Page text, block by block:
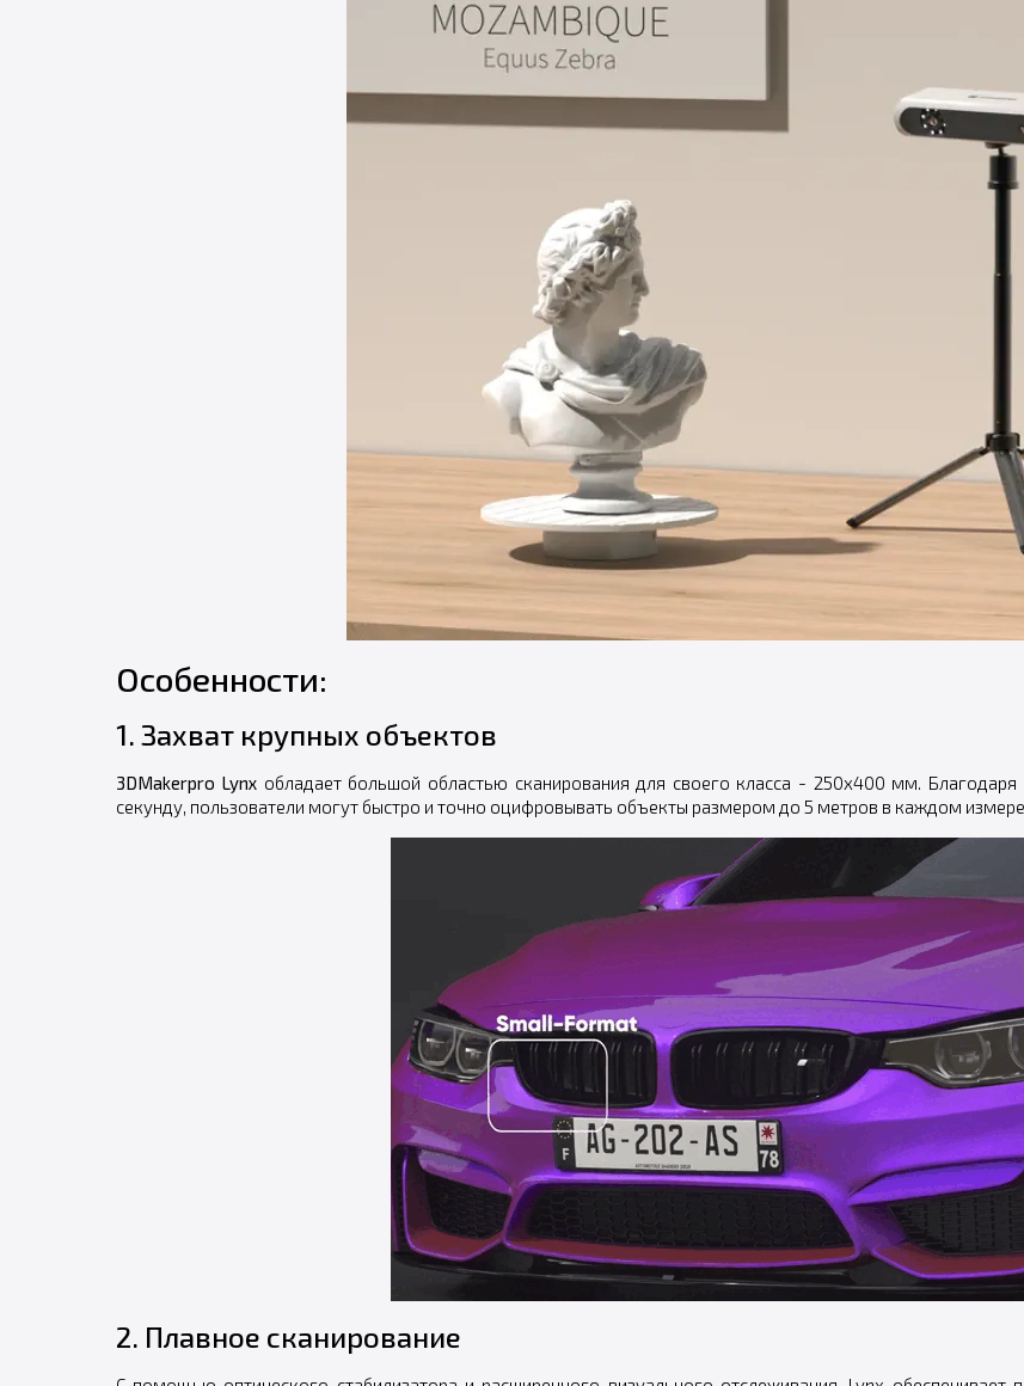
Особенности:
1. Захват крупных объектов
3DMakerpro Lynx обладает большой областью сканирования для своего класса - 250х400 мм.
секунду, пользователи могут быстро и точно оцифровывать объекты размером до 5 метров в каждом
2. Плавное сканирование